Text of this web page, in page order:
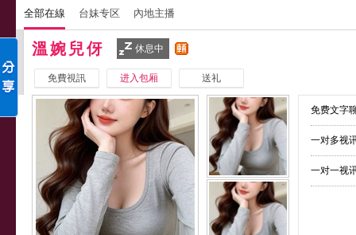
全部在線 台妹专区 內地主播
溫婉兒伢 休息中
免費視訊 进入包厢 送礼
免费文字
一对多视
一对一视